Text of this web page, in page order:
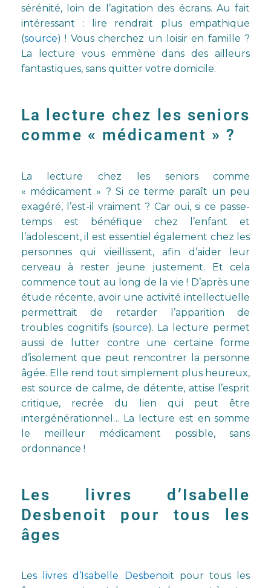
sérénité, loin de l’agitation des écrans. Au fait
intéressant : lire rendrait plus empathique
(source) ! Vous cherchez un loisir en famille ?
La lecture vous emmène dans des ailleurs
fantastiques, sans quitter votre domicile.
La lecture chez les seniors
comme « médicament » ?
La lecture chez les seniors comme
« médicament » ? Si ce terme paraît un peu
exagéré, l’est-il vraiment ? Car oui, si ce passe-
temps est bénéfique chez l’enfant et
l’adolescent, il est essentiel également chez les
personnes qui vieillissent, afin d’aider leur
cerveau à rester jeune justement. Et cela
commence tout au long de la vie ! D’après une
étude récente, avoir une activité intellectuelle
permettrait de retarder l’apparition de
troubles cognitifs (source). La lecture permet
aussi de lutter contre une certaine forme
d’isolement que peut rencontrer la personne
âgée. Elle rend tout simplement plus heureux,
est source de calme, de détente, attise l’esprit
critique, recrée du lien qui peut être
intergénérationnel… La lecture est en somme
le meilleur médicament possible, sans
ordonnance !
Les livres d’Isabelle
Desbenoit pour tous les
âges
Les livres d’Isabelle Desbenoit pour tous les